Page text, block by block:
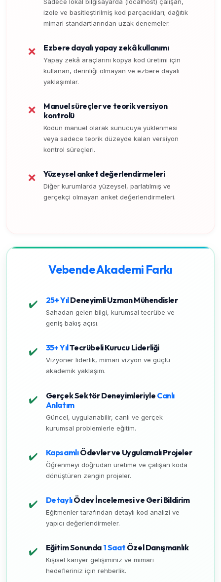
izole ve basitleştirilmiş kod parçacıkları; dağıtık
mimari standartlarından uzak denemeler.
❌ Ezbere dayalı yapay zekâ kullanımı
Yapay zekâ araçlarını kopya kod üretimi için
kullanan, derinliği olmayan ve ezbere dayalı
yaklaşımlar.
❌
Manuel süreçler ve teorik versiyon
kontrolü
Kodun manuel olarak sunucuya yüklenmesi
veya sadece teorik düzeyde kalan versiyon
kontrol süreçleri.
❌ Yüzeysel anket değerlendirmeleri
Diğer kurumlarda yüzeysel, parlatılmış ve
gerçekçi olmayan anket değerlendirmeleri.
Vebende Akademi Farkı
✔️ 25+ YılDeneyimli Uzman Mühendisler
Sahadan gelen bilgi, kurumsal tecrübe ve
geniş bakış açısı.
✔️ 35+ YılTecrübeli Kurucu Liderliği
Vizyoner liderlik, mimari vizyon ve güçlü
akademik yaklaşım.
✔️ Gerçek Sektör Deneyimleriyle Canlı
Anlatım
Güncel, uygulanabilir, canlı ve gerçek
kurumsal problemlerle eğitim.
✔️ KapsamlıÖdevler ve Uygulamalı Projeler
Öğrenmeyi doğrudan üretime ve çalışan koda
dönüştüren zengin projeler.
✔️ DetaylıÖdev İncelemesi ve Geri Bildirim
Eğitmenler tarafından detaylı kod analizi ve
yapıcı değerlendirmeler.
✔️ Eğitim Sonunda 1 Saat Özel Danışmanlık
Kişisel kariyer gelişiminiz ve mimari
hedefleriniz için rehberlik.